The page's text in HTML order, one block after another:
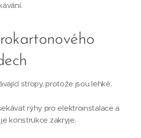
stropy, protože jsou lehké.
rýhy pro elektroinstalace a
konstrukce zakryje.